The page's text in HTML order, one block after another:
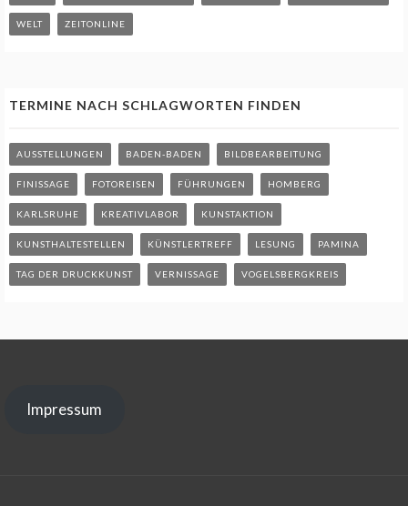
WELT ZEITONLINE
TERMINE NACH SCHLAGWORTEN FINDEN
AUSSTELLUNGEN BADEN-BADEN BILDBEARBEITUNG
FINISSAGE FOTOREISEN FÜHRUNGEN HOMBERG
KARLSRUHE KREATIVLABOR KUNSTAKTION
KUNSTHALTESTELLEN KÜNSTLERTREFF LESUNG PAMINA
TAG DER DRUCKKUNST VERNISSAGE VOGELSBERGKREIS
Impressum